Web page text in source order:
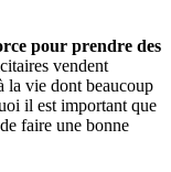
pour prendre des
vendent
la vie dont beaucoup
il est important que
faire une bonne